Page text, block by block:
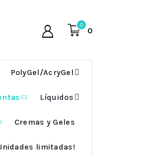
0
0
PolyGel/AcryGel
Líquidos
Cremas y Geles
limitadas!